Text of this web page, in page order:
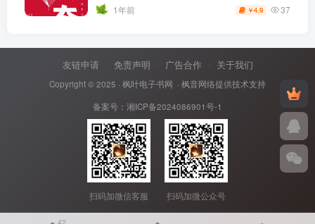
1年前 ￥4.9 37
友链申请 免责声明 广告合作 关于我们
Copyright © 2025 · 枫叶电子书网 · 枫音网络提供技术支持
备案号： 湘ICP备2024086901号-1
扫码加微信客服 扫码加微公众号